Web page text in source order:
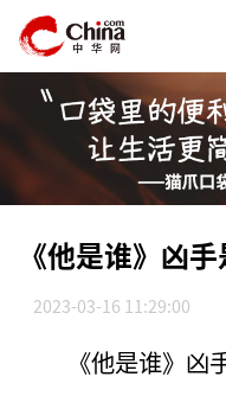
《他是谁》凶
2023-03-16 11:29:00
《他是谁》凶